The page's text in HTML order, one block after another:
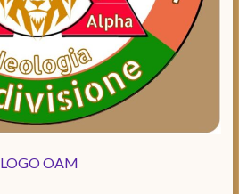
LOGO OAM